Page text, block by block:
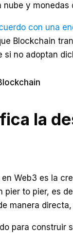
nube y monedas
con una
Blockchain
si no adoptan
la
Web3 es la
pier to pier, es
manera
para construir